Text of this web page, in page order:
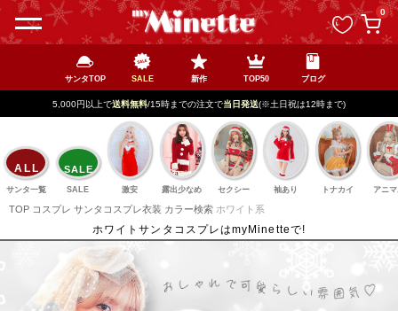
0
サンタTOP SALE 新作 TOP50 ブログ
5,000円以上で送料無料/15時までの注文で当日発送(※土日祝は12時まで)
ALL
サンタ一覧
SALE
SALE 激安 露出少なめ セクシー 袖あり トナカイ アニ
TOP コスプレ サンタコスプレ衣装 カラー検索 ホワイト系
ホワイトサンタコスプレはmyMinetteで!
ペー
ジト
ップ